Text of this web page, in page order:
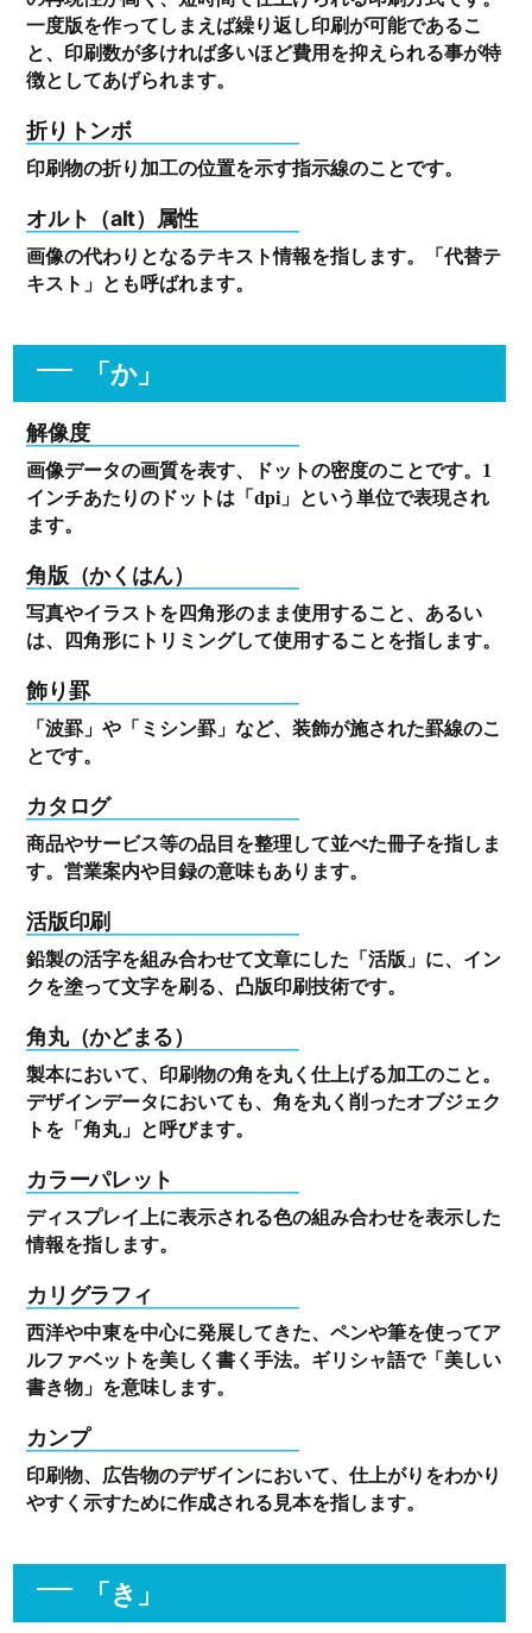
一度版を作ってしまえば繰り返し印刷が可能であるこ
と、印刷数が多ければ多いほど費用を抑えられる事が特
徴としてあげられます。
折りトンボ
印刷物の折り加工の位置を示す指示線のことです。
オルト（alt）属性
画像の代わりとなるテキスト情報を指します。「代替テ
キスト」とも呼ばれます。
「か」
解像度
画像データの画質を表す、ドットの密度のことです。1
インチあたりのドットは「dpi」という単位で表現され
ます。
角版（かくはん）
写真やイラストを四角形のまま使用すること、あるい
は、四角形にトリミングして使用することを指します。
飾り罫
「波罫」や「ミシン罫」など、装飾が施された罫線のこ
とです。
カタログ
商品やサービス等の品目を整理して並べた冊子を指しま
す。営業案内や目録の意味もあります。
活版印刷
鉛製の活字を組み合わせて文章にした「活版」に、イン
クを塗って文字を刷る、凸版印刷技術です。
角丸（かどまる）
製本において、印刷物の角を丸く仕上げる加工のこと。
デザインデータにおいても、角を丸く削ったオブジェク
トを「角丸」と呼びます。
カラーパレット
ディスプレイ上に表示される色の組み合わせを表示した
情報を指します。
カリグラフィ
西洋や中東を中心に発展してきた、ペンや筆を使ってア
ルファベットを美しく書く手法。ギリシャ語で「美しい
書き物」を意味します。
カンプ
印刷物、広告物のデザインにおいて、仕上がりをわかり
やすく示すために作成される見本を指します。
「き」